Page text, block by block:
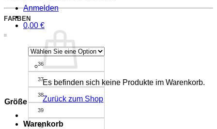
Anmelden
0,00 €
Es befinden sich keine Produkte im Warenkorb.
Zurück zum Shop
Warenkorb
FARBEN
Größe
36
37
38
39
40